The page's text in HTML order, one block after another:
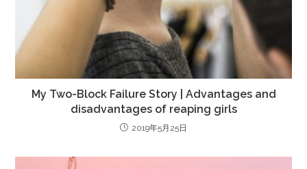
My Two-Block Failure Story | Advantages and
disadvantages of reaping girls
2019年5月25日